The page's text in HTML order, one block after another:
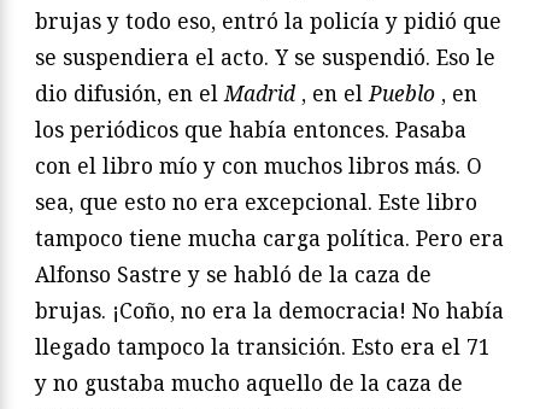
brujas y todo eso, entró la policía y pidió que
se suspendiera el acto. Y se suspendió. Eso le
dio difusión, en elMadrid , en elPueblo , en
los periódicos que había entonces. Pasaba
con el libro mío y con muchos libros más. O
sea, que esto no era excepcional. Este libro
tampoco tiene mucha carga política. Pero era
Alfonso Sastre y se habló de la caza de
brujas. ¡Coño, no era la democracia! No había
llegado tampoco la transición. Esto era el 71
y no gustaba mucho aquello de la caza de